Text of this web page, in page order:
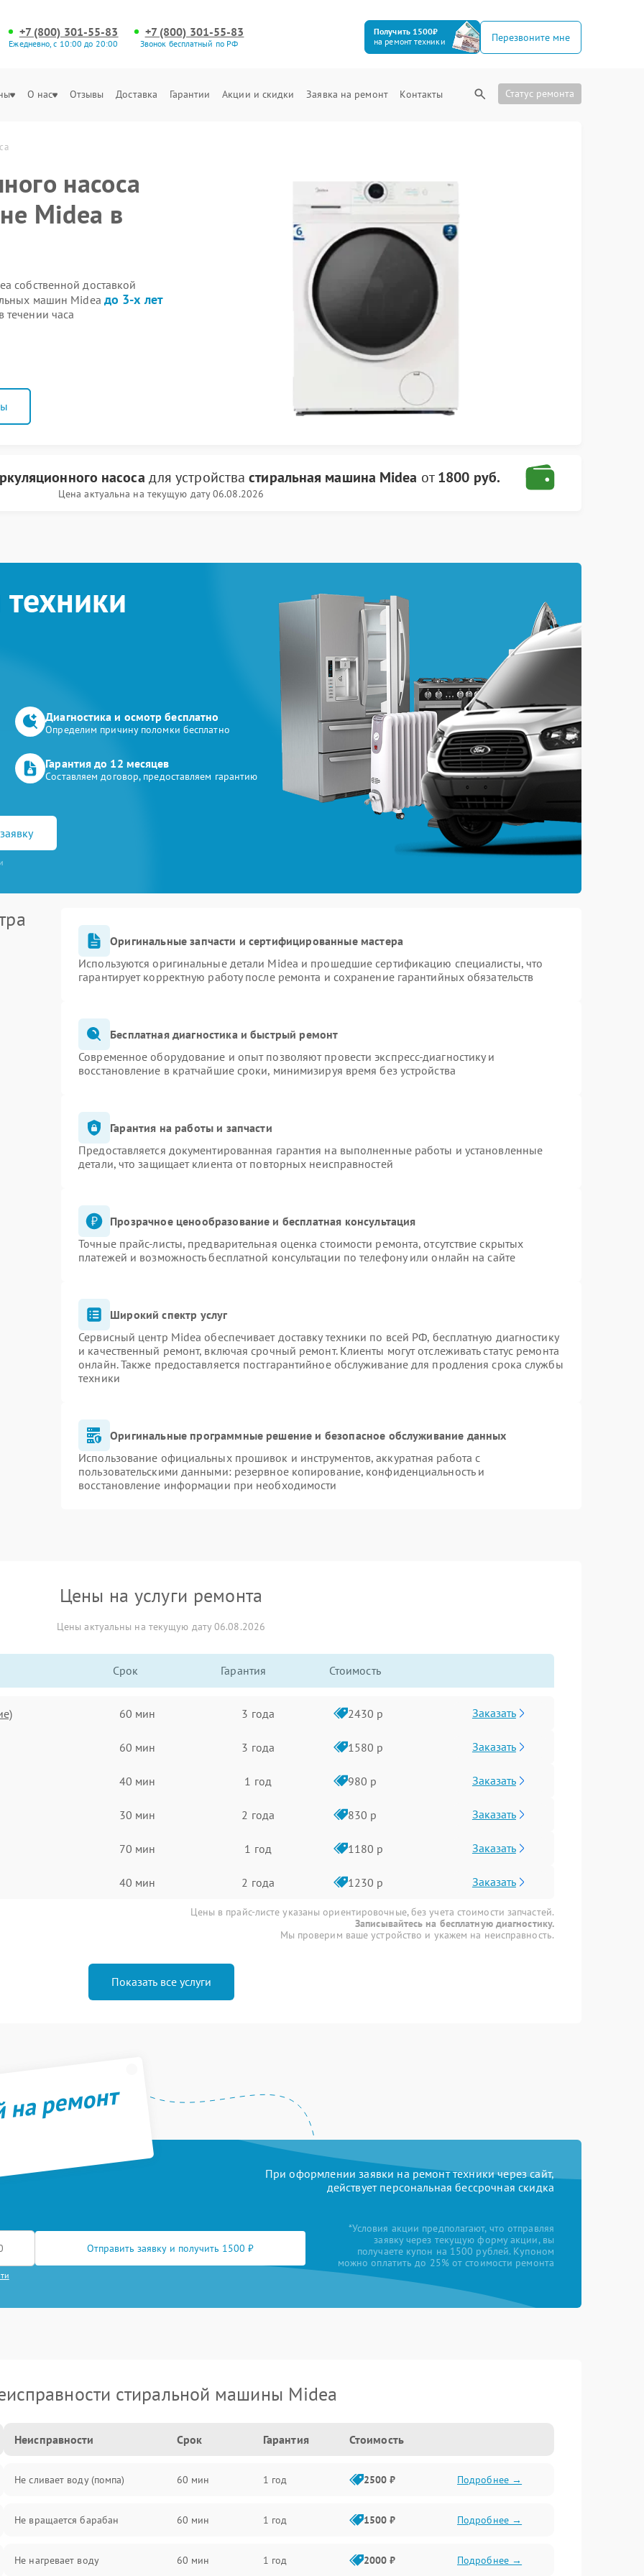
+7 (800) 301-55-83
Ежедневно, с 10:00 до 20:00
+7 (800) 301-55-83
Звонок бесплатный по РФ
Получить 1500₽
на ремонт техники
Перезвоните мне
О нас Отзывы Доставка Гарантии Акции и скидки Заявка на ремонт Контакты Статус ремонта
насоса
Midea в
собственной доставкой
машин Midea до 3-х лет
часа
насоса для устройствастиральная машина Midea от1800 руб.
Цена актуальна на текущую дату 06.08.2026
Диагностика и осмотр бесплатно
Определим причину поломки бесплатно
Гарантия до 12 месяцев
Составляем договор, предоставляем гарантию
Оригинальные запчасти и сертифицированные мастера
Используются оригинальные детали Midea и прошедшие сертификацию специалисты, что
гарантирует корректную работу после ремонта и сохранение гарантийных обязательств
Бесплатная диагностика и быстрый ремонт
Современное оборудование и опыт позволяют провести экспресс-диагностику и
восстановление в кратчайшие сроки, минимизируя время без устройства
Гарантия на работы и запчасти
Предоставляется документированная гарантия на выполненные работы и установленные
детали, что защищает клиента от повторных неисправностей
Прозрачное ценообразование и бесплатная консультация
Точные прайс-листы, предварительная оценка стоимости ремонта, отсутствие скрытых
платежей и возможность бесплатной консультации по телефону или онлайн на сайте
Широкий спектр услуг
Сервисный центр Midea обеспечивает доставку техники по всей РФ, бесплатную диагностику
и качественный ремонт, включая срочный ремонт. Клиенты могут отслеживать статус ремонта
онлайн. Также предоставляется постгарантийное обслуживание для продления срока службы
техники
Оригинальные программные решение и безопасное обслуживание данных
Использование официальных прошивок и инструментов, аккуратная работа с
пользовательскими данными: резервное копирование, конфиденциальность и
восстановление информации при необходимости
Цены на услуги ремонта
Цены актуальны на текущую дату 06.08.2026
Срок Гарантия Стоимость
60 мин 3 года 2430 р Заказать
60 мин 3 года 1580 р Заказать
40 мин 1 год 980 р Заказать
30 мин 2 года 830 р Заказать
70 мин 1 год 1180 р Заказать
40 мин 2 года 1230 р Заказать
Цены в прайс-листе указаны ориентировочные, без учета стоимости запчастей.
Записывайтесь на бесплатную диагностику.
Мы проверим ваше устройство и укажем на неисправность.
Показать все услуги
ремонт
При оформлении заявки на ремонт техники через сайт,
действует персональная бессрочная скидка
Отправить заявку и получить 1500 ₽
*Условия акции предполагают, что отправляя
заявку через текущую форму акции, вы
получаете купон на 1500 рублей. Купоном
можно оплатить до 25% от стоимости ремонта
стиральной машины Midea
Неисправности Срок Гарантия Стоимость
Не сливает воду (помпа) 60 мин 1 год 2500 ₽ Подробнее →
Не вращается барабан 60 мин 1 год 1500 ₽ Подробнее →
Не нагревает воду 60 мин 1 год 2000 ₽ Подробнее →